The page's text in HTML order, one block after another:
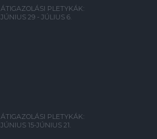
ÁTIGAZOLÁSI PLETYKÁK:
JÚNIUS 29 - JÚLIUS 6.
ÁTIGAZOLÁSI PLETYKÁK:
JÚNIUS 15-JÚNIUS 21.